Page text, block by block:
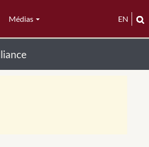
Médias EN